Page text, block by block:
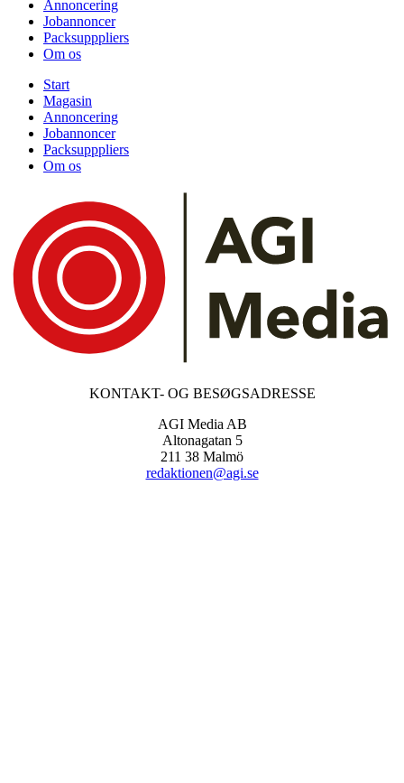
Annoncering
Jobannoncer
Packsupppliers
Om os
Start
Magasin
Annoncering
Jobannoncer
Packsupppliers
Om os
KONTAKT- OG BESØGSADRESSE
AGI Media AB
Altonagatan 5
211 38 Malmö
redaktionen@agi.se